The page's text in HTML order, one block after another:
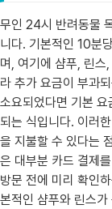
무인 24시 반려동물
니다. 기본적인 10분
며, 여기에 샴푸, 린스
라 추가 요금이 부과
소요되었다면 기본
되는 식입니다. 이러
을 지불할 수 있다는
은 대부분 카드 결제
방문 전에 미리 확인
본적인 샴푸와 린스가